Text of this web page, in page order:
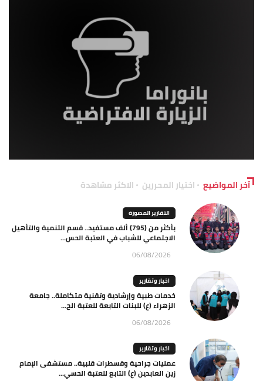
آخر المواضيع اختيار المحررين الاكثر مشاهدة
التقارير المصورة
بأكثر من (795) ألف مستفيد.. قسم التنمية والتأهيل
الاجتماعي للشباب في العتبة الحس...
06/08/2026
اخبار وتقارير
خدمات طبية وإرشادية وتقنية متكاملة.. جامعة
الزهراء (ع) للبنات التابعة للعتبة الح...
06/08/2026
اخبار وتقارير
عمليات جراحية وقسطرات قلبية.. مستشفى الإمام
زين العابدين (ع) التابع للعتبة الحسي...